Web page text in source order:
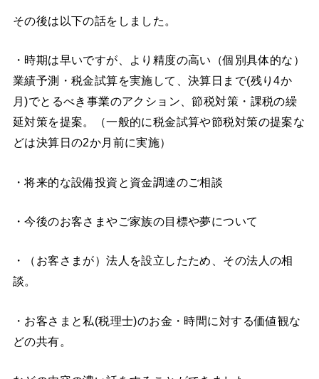
その後は以下の話をしました。
・時期は早いですが、より精度の高い（個別具体的な）
業績予測・税金試算を実施して、決算日まで(残り4か
月)でとるべき事業のアクション、節税対策・課税の繰
延対策を提案。（一般的に税金試算や節税対策の提案な
どは決算日の2か月前に実施）
・将来的な設備投資と資金調達のご相談
・今後のお客さまやご家族の目標や夢について
・（お客さまが）法人を設立したため、その法人の相
談。
・お客さまと私(税理士)のお金・時間に対する価値観な
どの共有。